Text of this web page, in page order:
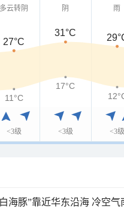
多云转阴
<3级
阴
<3级
雨
<3级
27°C
31°C
11°C
17°C
海豚”靠近华东沿海 冷空